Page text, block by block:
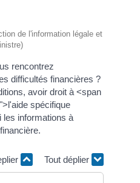
de l'information légale et
rencontrez
difficultés financières ?
avoir droit à <span
spécifique
les informations à
Tout déplier